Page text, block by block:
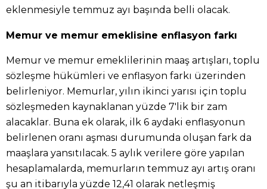
eklenmesiyle temmuz ayı başında belli olacak.
Memur ve memur emeklisine enflasyon farkı
Memur ve memur emeklilerinin maaş artışları, toplu
sözleşme hükümleri ve enflasyon farkı üzerinden
belirleniyor. Memurlar, yılın ikinci yarısı için toplu
sözleşmeden kaynaklanan yüzde 7'lik bir zam
alacaklar. Buna ek olarak, ilk 6 aydaki enflasyonun
belirlenen oranı aşması durumunda oluşan fark da
maaşlara yansıtılacak. 5 aylık verilere göre yapılan
hesaplamalarda, memurların temmuz ayı artış oranı
şu an itibarıyla yüzde 12,41 olarak netleşmiş